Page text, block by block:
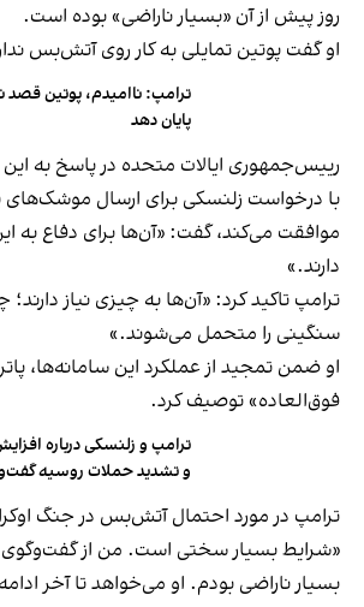
روز پیش از آن «بسیار ناراضی» بوده است.
او گفت پوتین تمایلی به کار روی آتش‌بس
ترامپ: ناامیدم، پوتین قصد
پایان دهد
رییس‌جمهوری ایالات متحده در پاسخ به این
با درخواست زلنسکی برای ارسال موشک‌های
موافقت می‌کند، گفت: «آن‌ها برای دفاع به
دارند.»
ترامپ تاکید کرد: «آن‌ها به چیزی نیاز
سنگینی را متحمل می‌شوند.»
او ضمن تمجید از عملکرد این سامانه‌ها،
فوق‌العاده» توصیف کرد.
ترامپ و زلنسکی درباره
و تشدید حملات روسیه
ترامپ در مورد احتمال آتش‌بس در جنگ
«شرایط بسیار سختی است. من از گفت‌وگوی
بسیار ناراضی بودم. او می‌خواهد تا آخر